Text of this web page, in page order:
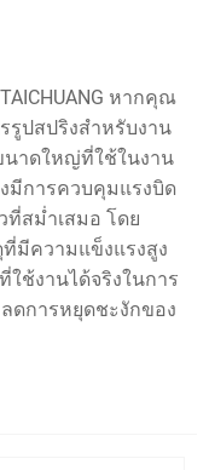
หากคุณ
รูปสปริงสำหรับงาน
นาดใหญ่ที่ใช้ในงาน
มีการควบคุมแรงบิด
สม่ำเสมอ โดย
ที่มีความแข็งแรงสูง
ใช้งานได้จริงในการ
ดการหยุดชะงักของ